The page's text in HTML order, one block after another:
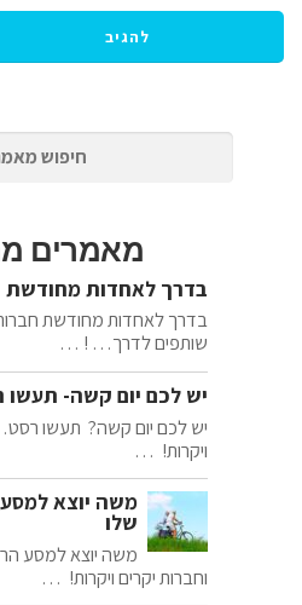
מאמרים
בדרך לאחדות מחודשת
בדרך לאחדות מחודשת חברות
שותפים לדרך… ! …
יש לכם יום קשה- תעשו
יש לכם יום קשה? תעשו
ויקרות! …
משה יוצא למסע
שלו
משה יוצא למסע
וחברות יקרים ויקרות! …